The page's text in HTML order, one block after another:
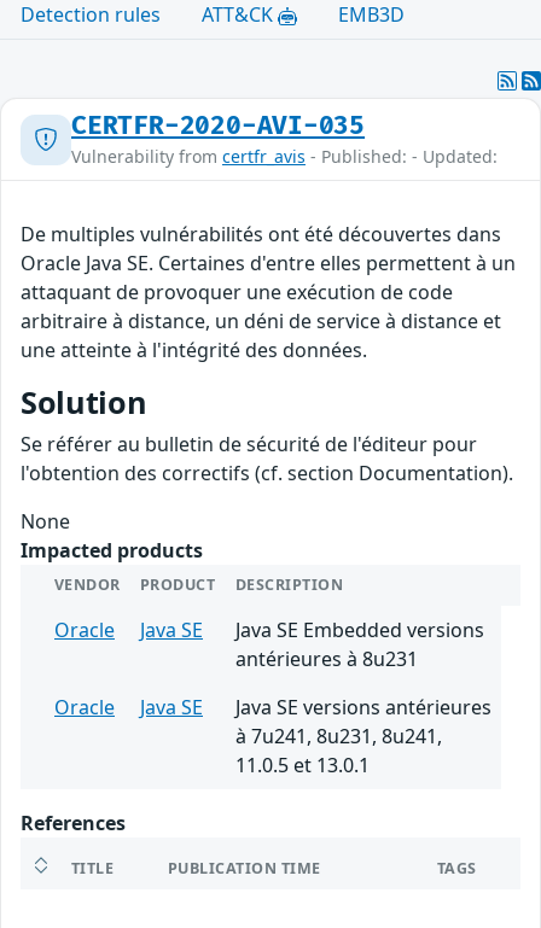
Detection rules
ATT&CK EMB3D
CERTFR-2020-AVI-035
Vulnerability from certfr_avis - Published: - Updated:
De multiples vulnérabilités ont été découvertes dans
Oracle Java SE. Certaines d'entre elles permettent à un
attaquant de provoquer une exécution de code
arbitraire à distance, un déni de service à distance et
une atteinte à l'intégrité des données.
Solution
Se référer au bulletin de sécurité de l'éditeur pour
l'obtention des correctifs (cf. section Documentation).
None
Impacted products
VENDOR PRODUCT DESCRIPTION
Oracle Java SE
Java SE Embedded versions
antérieures à 8u231
Oracle
Java SE
Java SE versions antérieures
à 7u241, 8u231, 8u241,
11.0.5 et 13.0.1
References
TITLE PUBLICATION TIME TAGS